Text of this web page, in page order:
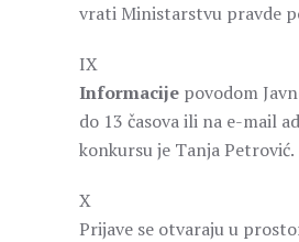
vrati Ministarstvu pravde
IX
Informacije povodom
do 13 časova ili na e-mail
konkursu je Tanja Petrović.
X
Prijave se otvaraju u